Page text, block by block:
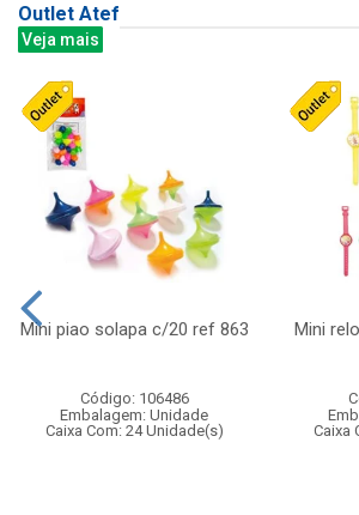
Outlet Atef
Veja mais
Mini piao solapa c/20 ref 863
Código: 106486
Embalagem: Unidade
Caixa Com: 24 Unidade(s)
Mini
Caixa